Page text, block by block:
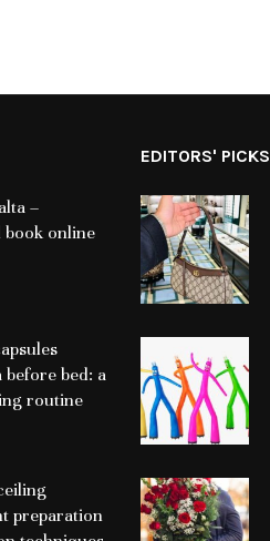
–
book online
before bed: a
routine
preparation
EDITORS' PICKS